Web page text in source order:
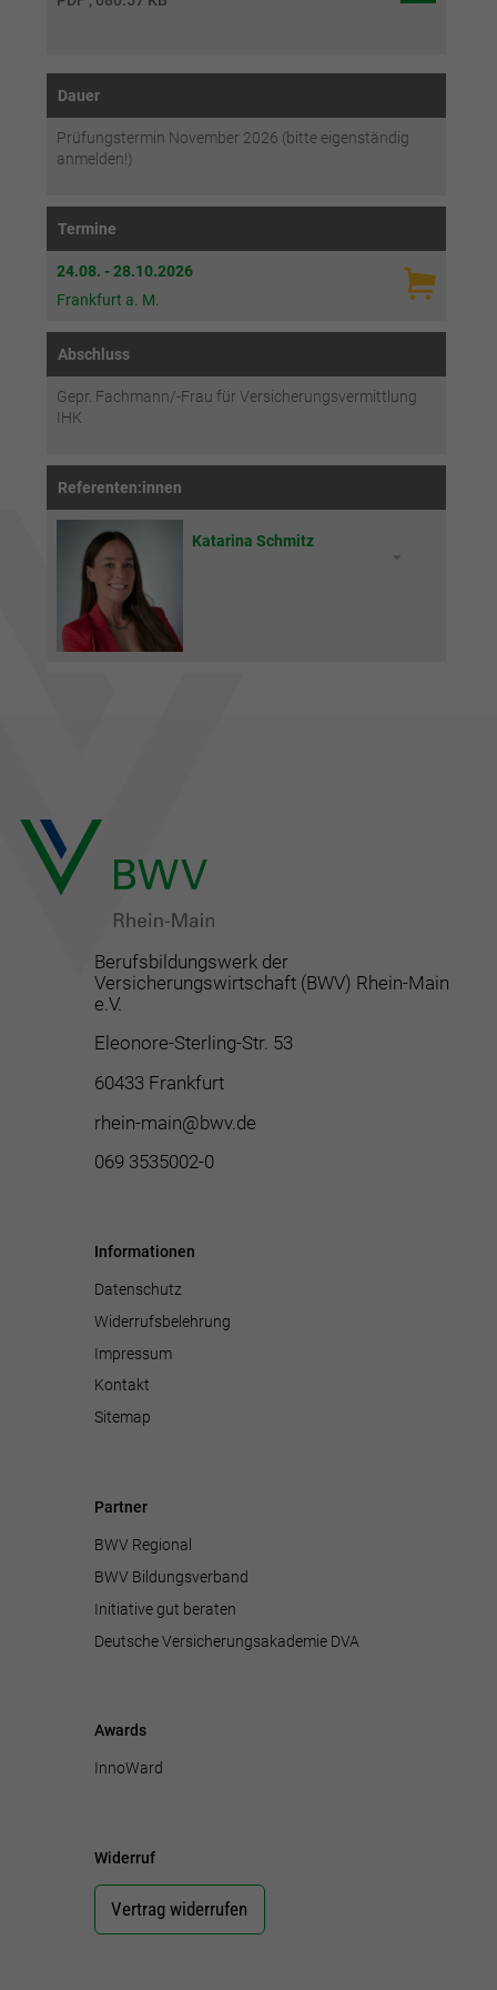
Dauer
Prüfungstermin November 2026 (bitte eigenständig
anmelden!)
Termine
24.08. - 28.10.2026
Frankfurt a. M.
Abschluss
Gepr. Fachmann/-Frau für Versicherungsvermittlung
IHK
Referenten:innen
Katarina Schmitz
Berufsbildungswerk der
Versicherungswirtschaft (BWV) Rhein-Main
e.V.
Eleonore-Sterling-Str. 53
60433 Frankfurt
rhein-main@bwv.de
069 3535002-0
Informationen
Datenschutz
Widerrufsbelehrung
Impressum
Kontakt
Sitemap
Partner
BWV Regional
BWV Bildungsverband
Initiative gut beraten
Deutsche Versicherungsakademie DVA
Awards
InnoWard
Widerruf
Vertrag widerrufen